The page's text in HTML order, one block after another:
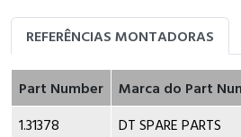
REFERÊNCIAS MONTADORAS
Part Number
Marca do Part
1.31378
DT SPARE PARTS